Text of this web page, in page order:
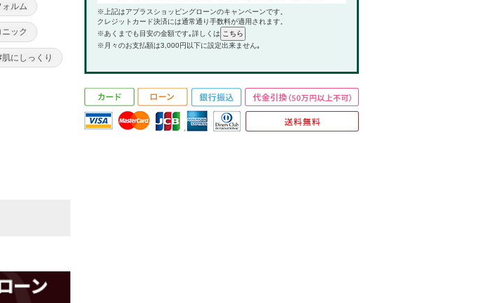
ルム
ック
肌にしっくり
※上記はアプラスショッピングローンのキャンペーンです。
クレジットカード決済には通常通り手数料が適用されます。
※あくまでも目安の金額です｡詳しくは
※月々のお支払額は3,000円以下に設定出来ません｡